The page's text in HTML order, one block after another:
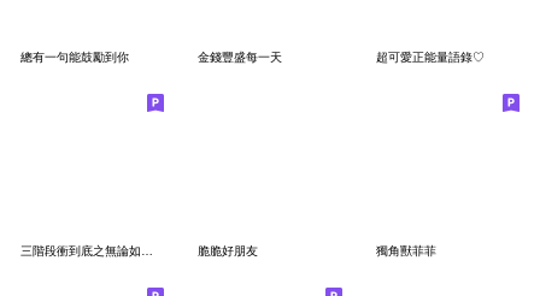
總有一句能鼓勵到你 金錢豐盛每一天 超可愛正能量語錄♡
脆脆好朋友 獨角獸菲菲